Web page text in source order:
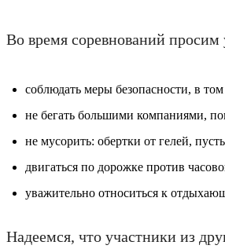
Во время соревнований
соблюдать меры безопасности, в
не бегать большими компаниями,
не мусорить: обертки от гелей,
двигаться по дорожке против
уважительно относиться к
Надеемся, что участники из